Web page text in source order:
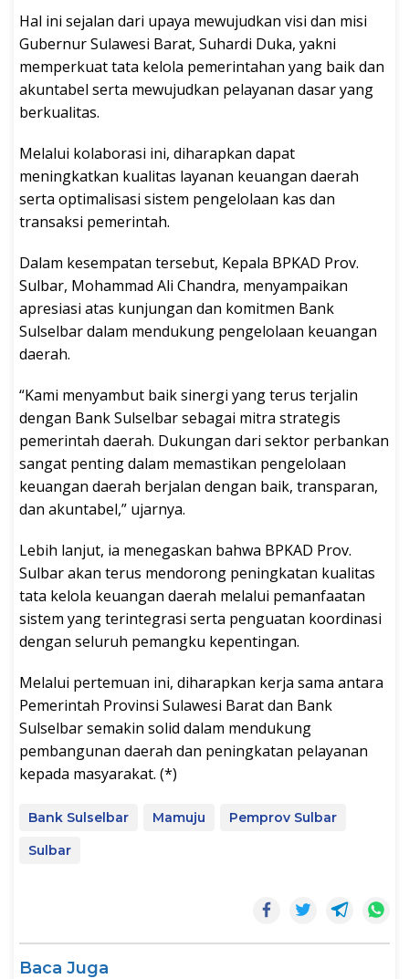
Hal ini sejalan dari upaya mewujudkan visi dan misi
Gubernur Sulawesi Barat, Suhardi Duka, yakni
memperkuat tata kelola pemerintahan yang baik dan
akuntabel serta mewujudkan pelayanan dasar yang
berkualitas.
Melalui kolaborasi ini, diharapkan dapat
meningkatkan kualitas layanan keuangan daerah
serta optimalisasi sistem pengelolaan kas dan
transaksi pemerintah.
Dalam kesempatan tersebut, Kepala BPKAD Prov.
Sulbar, Mohammad Ali Chandra, menyampaikan
apresiasi atas kunjungan dan komitmen Bank
Sulselbar dalam mendukung pengelolaan keuangan
daerah.
“Kami menyambut baik sinergi yang terus terjalin
dengan Bank Sulselbar sebagai mitra strategis
pemerintah daerah. Dukungan dari sektor perbankan
sangat penting dalam memastikan pengelolaan
keuangan daerah berjalan dengan baik, transparan,
dan akuntabel,” ujarnya.
Lebih lanjut, ia menegaskan bahwa BPKAD Prov.
Sulbar akan terus mendorong peningkatan kualitas
tata kelola keuangan daerah melalui pemanfaatan
sistem yang terintegrasi serta penguatan koordinasi
dengan seluruh pemangku kepentingan.
Melalui pertemuan ini, diharapkan kerja sama antara
Pemerintah Provinsi Sulawesi Barat dan Bank
Sulselbar semakin solid dalam mendukung
pembangunan daerah dan peningkatan pelayanan
kepada masyarakat. (*)
Bank Sulselbar Mamuju
Pemprov Sulbar
Sulbar
Baca Juga